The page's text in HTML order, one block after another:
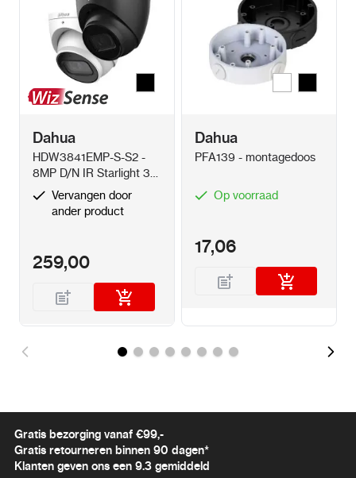
Kleur
Dahua
HDW3841EMP-S-S2 -
8MP D/N IR Starlight 3-
Axis Eyeball 2.8mm
Vervangen door
ander product
259,00
Kleur
Dahua
PFA139 - montagedoos
Op voorraad
17,06
Gratis bezorging vanaf €99,-
Gratis retourneren binnen 90 dagen*
Klanten geven ons een 9.3 gemiddeld